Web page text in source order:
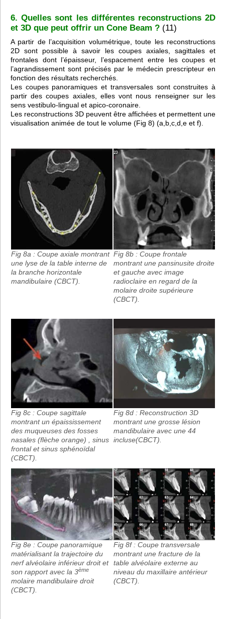
6. Quelles sont les différentes reconstructions 2D
et 3D que peut offrir un Cone Beam ? (11)
A partir de l’acquisition volumétrique, toute les reconstructions
2D sont possible à savoir les coupes axiales, sagittales et
frontales dont l’épaisseur, l’espacement entre les coupes et
l’agrandissement sont précisés par le médecin prescripteur en
fonction des résultats recherchés.
Les coupes panoramiques et transversales sont construites à
partir des coupes axiales, elles vont nous renseigner sur les
sens vestibulo-lingual et apico-coronaire.
Les reconstructions 3D peuvent être affichées et permettent une
visualisation animée de tout le volume (Fig 8) (a,b,c,d,e et f).
Fig 8a : Coupe axiale montrant
une lyse de la table interne de
la branche horizontale
mandibulaire (CBCT).
Fig 8b : Coupe frontale
montrant une pansinusite droite
et gauche avec image
radioclaire en regard de la
molaire droite supérieure
(CBCT).
Fig 8c : Coupe sagittale
montrant un épaississement
des muqueuses des fosses
nasales (flèche orange) , sinus
frontal et sinus sphénoïdal
(CBCT).
Fig 8d : Reconstruction 3D
montrant une grosse lésion
mandibulaire avec une 44
incluse(CBCT).
Fig 8e : Coupe panoramique
matérialisant la trajectoire du
nerf alvéolaire inférieur droit et
son rapport avec la 3ème
molaire mandibulaire droit
(CBCT).
Fig 8f : Coupe transversale
montrant une fracture de la
table alvéolaire externe au
niveau du maxillaire antérieur
(CBCT).